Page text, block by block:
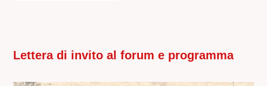
Lettera di invito al forum e programma